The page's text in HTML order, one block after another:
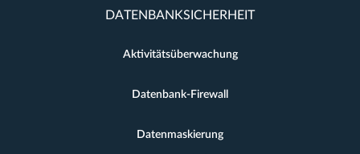
DATENBANKSICHERHEIT
Aktivitätsüberwachung
Datenbank-Firewall
Datenmaskierung